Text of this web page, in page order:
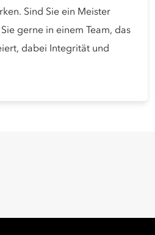
Sind Sie ein Meister
gerne in einem Team, das
dabei Integrität und